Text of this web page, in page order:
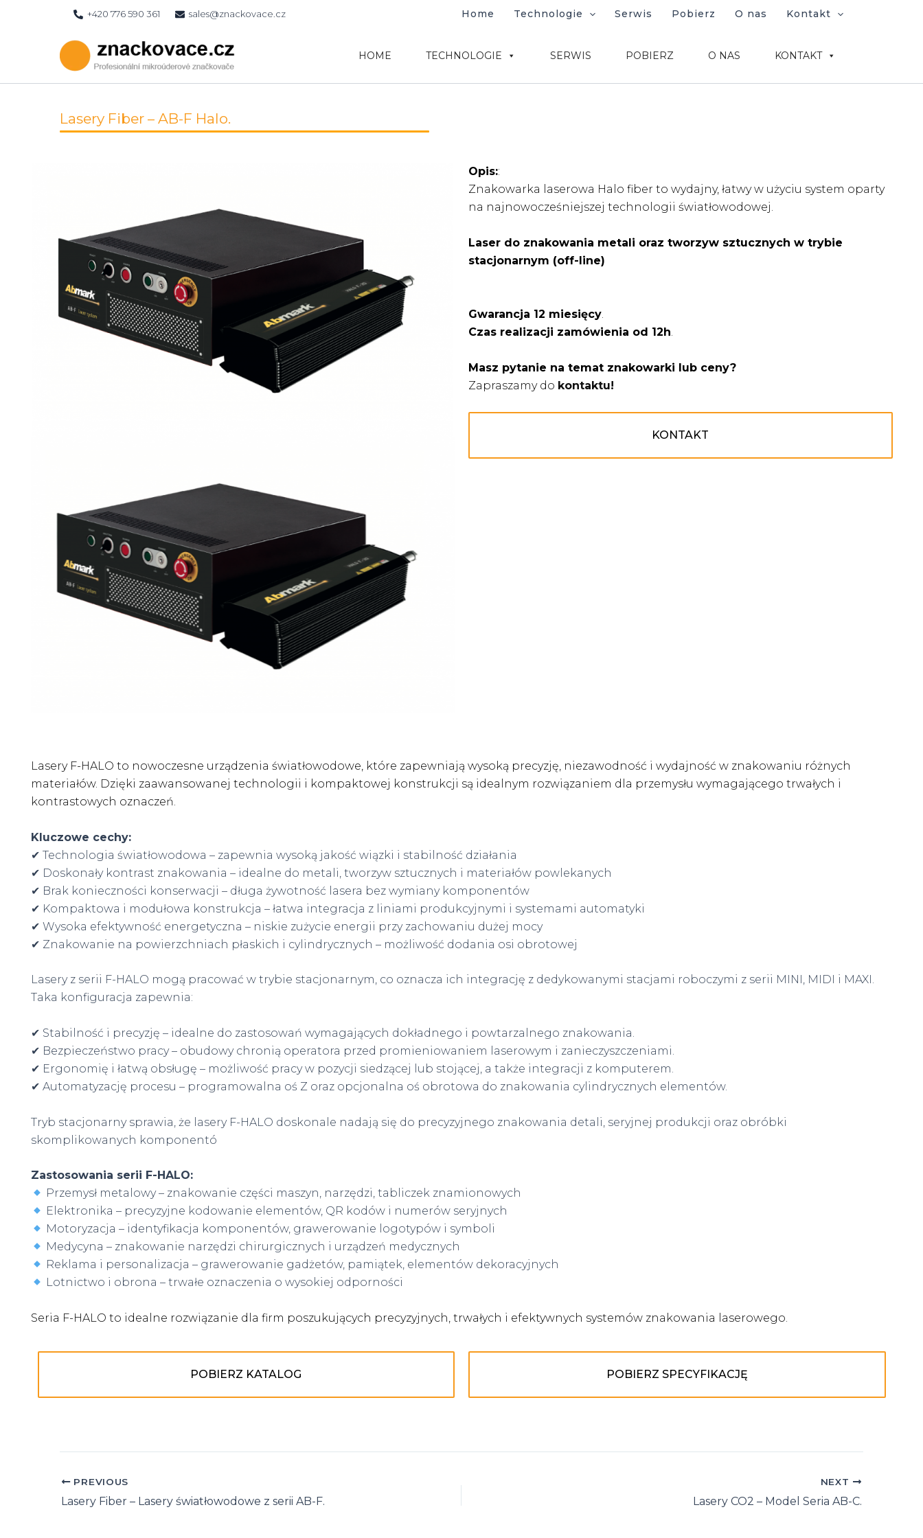
+420 776 590 361 sales@znackovace.cz Home Technologie Serwis Pobierz O nas Kontakt
HOME TECHNOLOGIE SERWIS POBIERZ O NAS KONTAKT
Lasery Fiber – AB-F Halo.
Opis::
Znakowarka laserowa Halo fiber to wydajny, łatwy w użyciu system oparty
na najnowocześniejszej technologii światłowodowej.
Laser do znakowania metali oraz tworzyw sztucznych w trybie
stacjonarnym (off-line)
Gwarancja 12 miesięcy.
Czas realizacji zamówienia od 12h.
Masz pytanie na temat znakowarki lub ceny?
Zapraszamy do kontaktu!
KONTAKT
Lasery F-HALO to nowoczesne urządzenia światłowodowe, które zapewniają wysoką precyzję, niezawodność i wydajność w znakowaniu różnych
materiałów. Dzięki zaawansowanej technologii i kompaktowej konstrukcji są idealnym rozwiązaniem dla przemysłu wymagającego trwałych i
kontrastowych oznaczeń.
Kluczowe cechy:
✔ Technologia światłowodowa – zapewnia wysoką jakość wiązki i stabilność działania
✔ Doskonały kontrast znakowania – idealne do metali, tworzyw sztucznych i materiałów powlekanych
✔ Brak konieczności konserwacji – długa żywotność lasera bez wymiany komponentów
✔ Kompaktowa i modułowa konstrukcja – łatwa integracja z liniami produkcyjnymi i systemami automatyki
✔ Wysoka efektywność energetyczna – niskie zużycie energii przy zachowaniu dużej mocy
✔ Znakowanie na powierzchniach płaskich i cylindrycznych – możliwość dodania osi obrotowej
Lasery z serii F-HALO mogą pracować w trybie stacjonarnym, co oznacza ich integrację z dedykowanymi stacjami roboczymi z serii MINI, MIDI i MAXI.
Taka konfiguracja zapewnia:
✔ Stabilność i precyzję – idealne do zastosowań wymagających dokładnego i powtarzalnego znakowania.
✔ Bezpieczeństwo pracy – obudowy chronią operatora przed promieniowaniem laserowym i zanieczyszczeniami.
✔ Ergonomię i łatwą obsługę – możliwość pracy w pozycji siedzącej lub stojącej, a także integracji z komputerem.
✔ Automatyzację procesu – programowalna oś Z oraz opcjonalna oś obrotowa do znakowania cylindrycznych elementów.
Tryb stacjonarny sprawia, że lasery F-HALO doskonale nadają się do precyzyjnego znakowania detali, seryjnej produkcji oraz obróbki
skomplikowanych komponentó
Zastosowania serii F-HALO:
Przemysł metalowy – znakowanie części maszyn, narzędzi, tabliczek znamionowych
Elektronika – precyzyjne kodowanie elementów, QR kodów i numerów seryjnych
Motoryzacja – identyfikacja komponentów, grawerowanie logotypów i symboli
Medycyna – znakowanie narzędzi chirurgicznych i urządzeń medycznych
Reklama i personalizacja – grawerowanie gadżetów, pamiątek, elementów dekoracyjnych
Lotnictwo i obrona – trwałe oznaczenia o wysokiej odporności
Seria F-HALO to idealne rozwiązanie dla firm poszukujących precyzyjnych, trwałych i efektywnych systemów znakowania laserowego.
POBIERZ KATALOG POBIERZ SPECYFIKACJĘ
Post
navigation
PREVIOUS
Lasery Fiber – Lasery światłowodowe z serii AB-F.
NEXT
Lasery CO2 – Model Seria AB-C.